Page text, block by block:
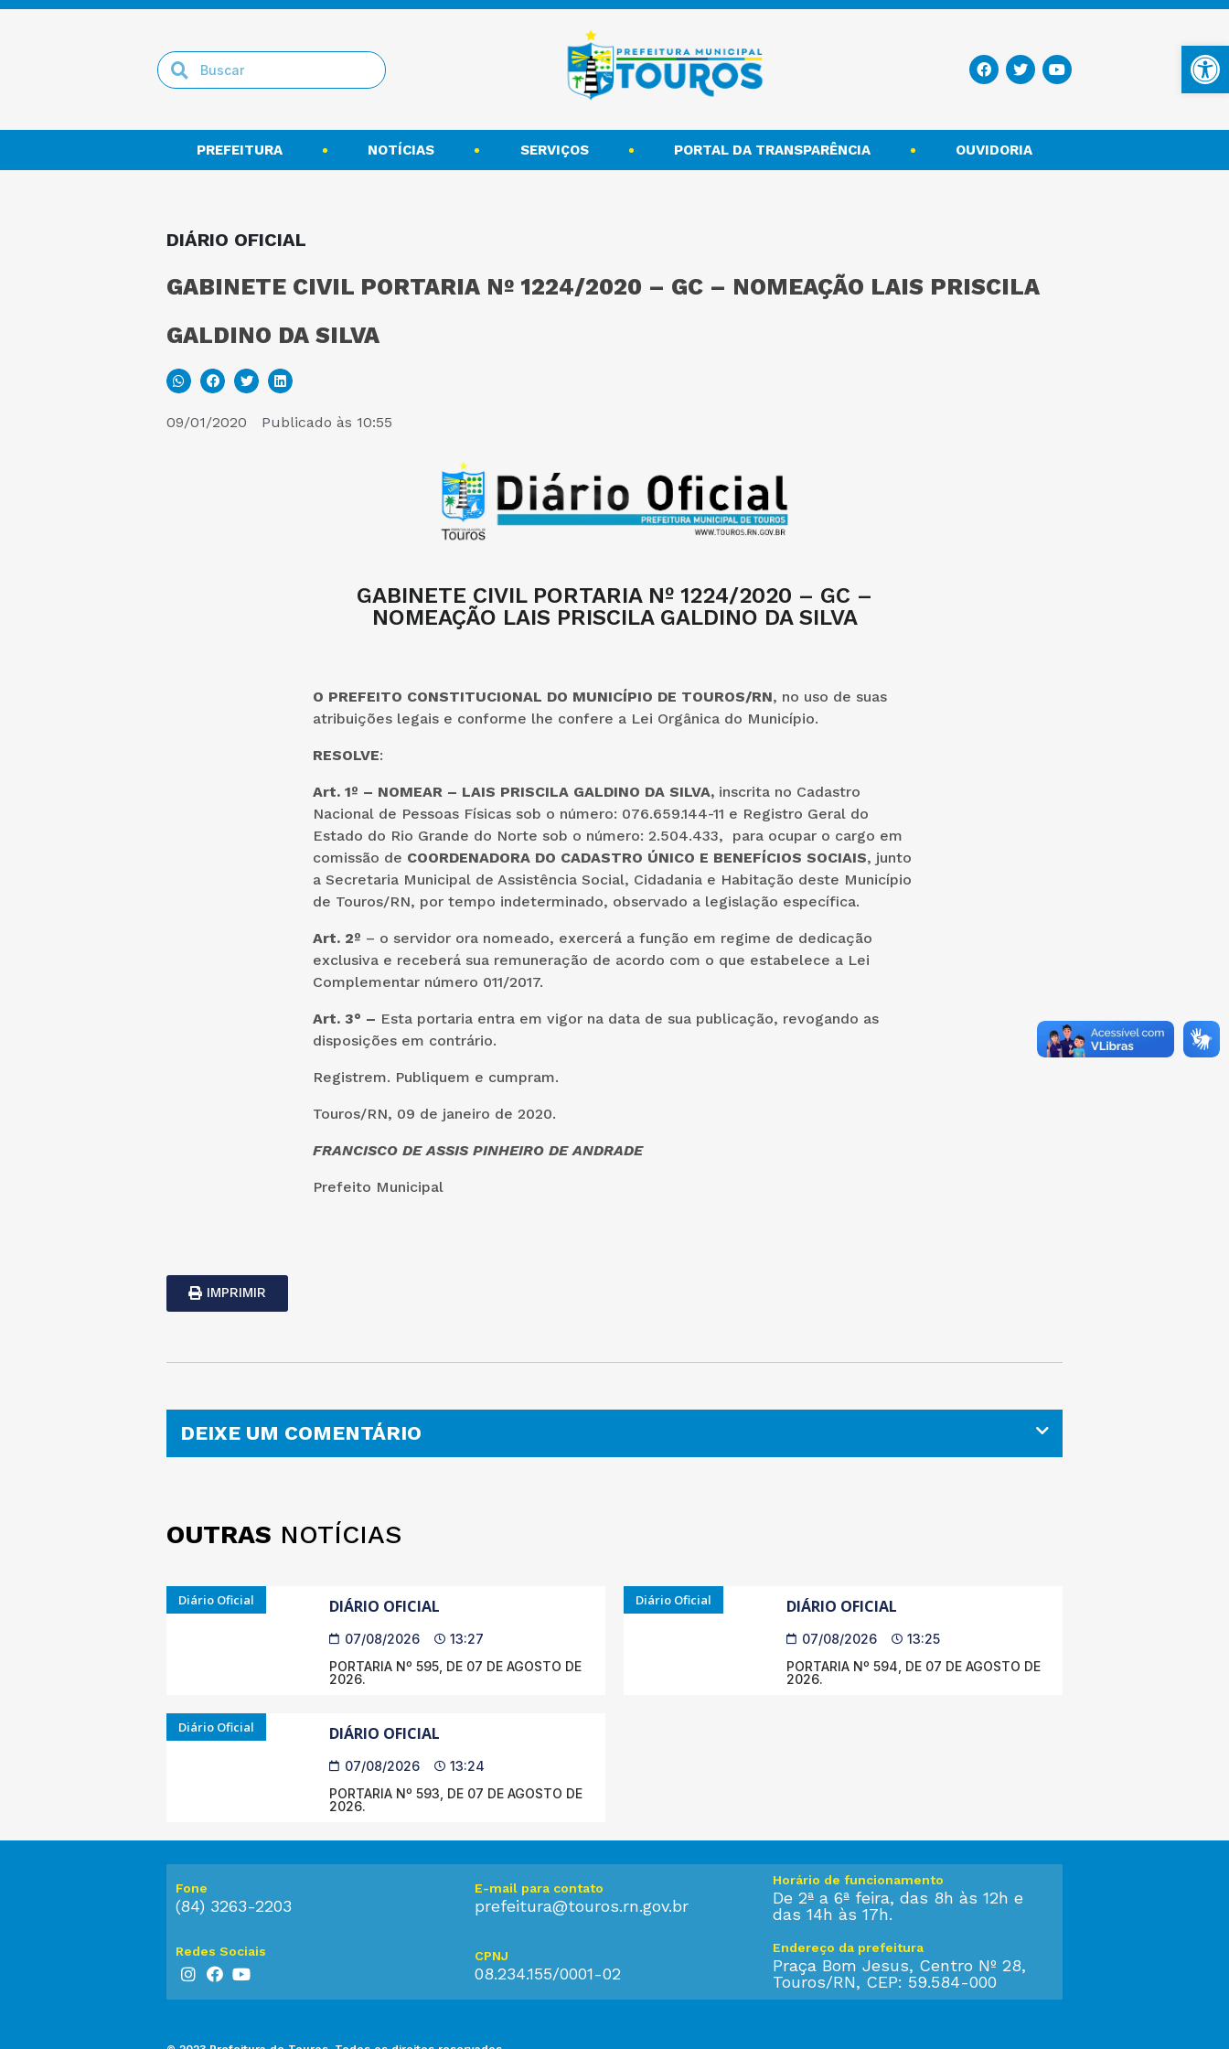
PREFEITURA NOTÍCIAS SERVIÇOS PORTAL DA TRANSPARÊNCIA OUVIDORIA
DIÁRIO OFICIAL
GABINETE CIVIL PORTARIA Nº 1224/2020 – GC – NOMEAÇÃO LAIS PRISCILA
GALDINO DA SILVA
09/01/2020 Publicado às 10:55
GABINETE CIVIL PORTARIA Nº 1224/2020 – GC –
NOMEAÇÃO LAIS PRISCILA GALDINO DA SILVA
O PREFEITO CONSTITUCIONAL DO MUNICÍPIO DE TOUROS/RN, no uso de suas
atribuições legais e conforme lhe confere a Lei Orgânica do Município.
RESOLVE:
Art. 1º – NOMEAR – LAIS PRISCILA GALDINO DA SILVA, inscrita no Cadastro
Nacional de Pessoas Físicas sob o número: 076.659.144-11 e Registro Geral do
Estado do Rio Grande do Norte sob o número: 2.504.433, para ocupar o cargo em
comissão de COORDENADORA DO CADASTRO ÚNICO E BENEFÍCIOS SOCIAIS, junto
a Secretaria Municipal de Assistência Social, Cidadania e Habitação deste Município
de Touros/RN, por tempo indeterminado, observado a legislação específica.
Art. 2º – o servidor ora nomeado, exercerá a função em regime de dedicação
exclusiva e receberá sua remuneração de acordo com o que estabelece a Lei
Complementar número 011/2017.
Art. 3° – Esta portaria entra em vigor na data de sua publicação, revogando as
disposições em contrário.
Registrem. Publiquem e cumpram.
Touros/RN, 09 de janeiro de 2020.
FRANCISCO DE ASSIS PINHEIRO DE ANDRADE
Prefeito Municipal
IMPRIMIR
DEIXE UM COMENTÁRIO
OUTRAS NOTÍCIAS
Diário Oficial DIÁRIO OFICIAL
07/08/2026
13:27
PORTARIA Nº 595, DE 07 DE AGOSTO DE
2026.
Diário Oficial DIÁRIO OFICIAL
07/08/2026
13:25
PORTARIA Nº 594, DE 07 DE AGOSTO DE
2026.
Diário Oficial DIÁRIO OFICIAL
07/08/2026
13:24
PORTARIA Nº 593, DE 07 DE AGOSTO DE
2026.
Fone
(84) 3263-2203
E-mail para contato
prefeitura@touros.rn.gov.br
Horário de funcionamento
De 2ª a 6ª feira, das 8h às 12h e
das 14h às 17h.
Redes Sociais CPNJ
08.234.155/0001-02
Endereço da prefeitura
Praça Bom Jesus, Centro Nº 28,
Touros/RN, CEP: 59.584-000